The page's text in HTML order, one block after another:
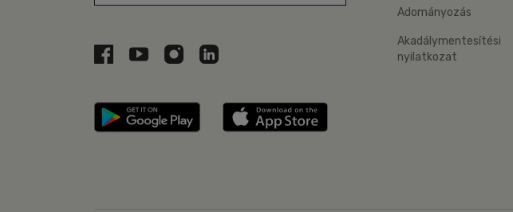
Libri a Facebookon
Libri a Youtube-on
Libri az Instagramon
Libri a LinkedInen
Libri applikáció Szerezd meg: Google Play
Adományozás
Akadálymentesítési
nyilatkozat